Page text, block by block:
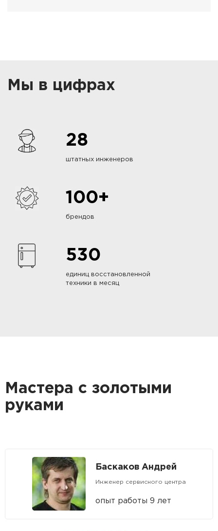
Мы в цифрах
28
штатных инженеров
100+
брендов
530
единиц восстановленной
техники в месяц
Мастера с золотыми
руками
Баскаков Андрей
Инженер сервисного центра
опыт работы 9 лет